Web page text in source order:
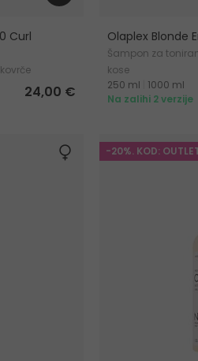
Curl
24,00 €
Olaplex Blonde
Šampon za
kose
250 ml
1000 ml
Na zalihi 2 verzije
-20%. KOD: